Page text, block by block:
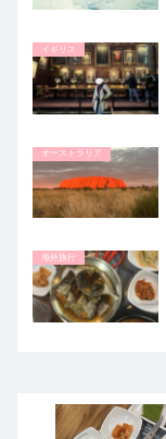
イギリス
オーストラリア
海外旅行